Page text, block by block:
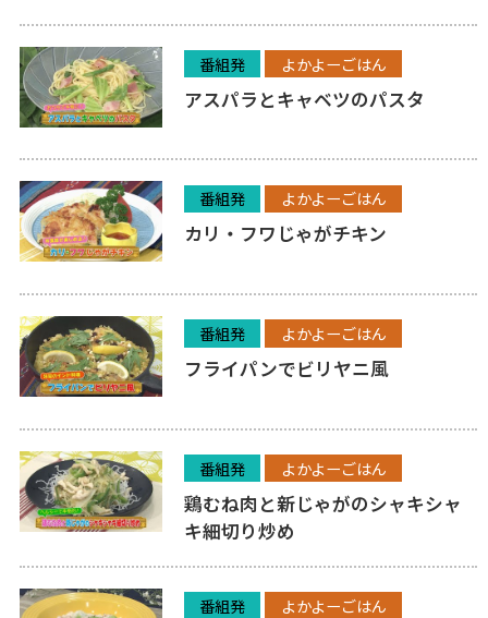
番組発 よかよーごはん
アスパラとキャベツのパスタ
番組発 よかよーごはん
カリ・フワじゃがチキン
番組発 よかよーごはん
フライパンでビリヤニ風
番組発 よかよーごはん
鶏むね肉と新じゃがのシャキシャ
キ細切り炒め
番組発 よかよーごはん